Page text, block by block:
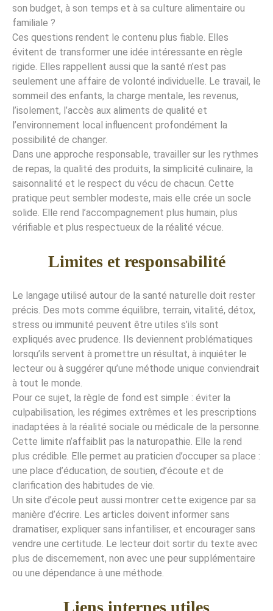
son budget, à son temps et à sa culture alimentaire ou
familiale ?
Ces questions rendent le contenu plus fiable. Elles
évitent de transformer une idée intéressante en règle
rigide. Elles rappellent aussi que la santé n’est pas
seulement une affaire de volonté individuelle. Le travail, le
sommeil des enfants, la charge mentale, les revenus,
l’isolement, l’accès aux aliments de qualité et
l’environnement local influencent profondément la
possibilité de changer.
Dans une approche responsable, travailler sur les rythmes
de repas, la qualité des produits, la simplicité culinaire, la
saisonnalité et le respect du vécu de chacun. Cette
pratique peut sembler modeste, mais elle crée un socle
solide. Elle rend l’accompagnement plus humain, plus
vérifiable et plus respectueux de la réalité vécue.
Limites et responsabilité
Le langage utilisé autour de la santé naturelle doit rester
précis. Des mots comme équilibre, terrain, vitalité, détox,
stress ou immunité peuvent être utiles s’ils sont
expliqués avec prudence. Ils deviennent problématiques
lorsqu’ils servent à promettre un résultat, à inquiéter le
lecteur ou à suggérer qu’une méthode unique conviendrait
à tout le monde.
Pour ce sujet, la règle de fond est simple : éviter la
culpabilisation, les régimes extrêmes et les prescriptions
inadaptées à la réalité sociale ou médicale de la personne.
Cette limite n’affaiblit pas la naturopathie. Elle la rend
plus crédible. Elle permet au praticien d’occuper sa place :
une place d’éducation, de soutien, d’écoute et de
clarification des habitudes de vie.
Un site d’école peut aussi montrer cette exigence par sa
manière d’écrire. Les articles doivent informer sans
dramatiser, expliquer sans infantiliser, et encourager sans
vendre une certitude. Le lecteur doit sortir du texte avec
plus de discernement, non avec une peur supplémentaire
ou une dépendance à une méthode.
Liens internes utiles